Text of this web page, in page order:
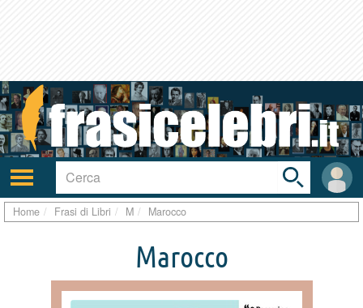
Attiva/disattiva
navigazione
User
area
Toggle
search
bar
Home Frasi di Libri M Marocco
Marocco